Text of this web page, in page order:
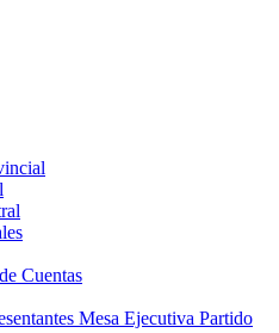
Cuentas
Mesa Ejecutiva Partido